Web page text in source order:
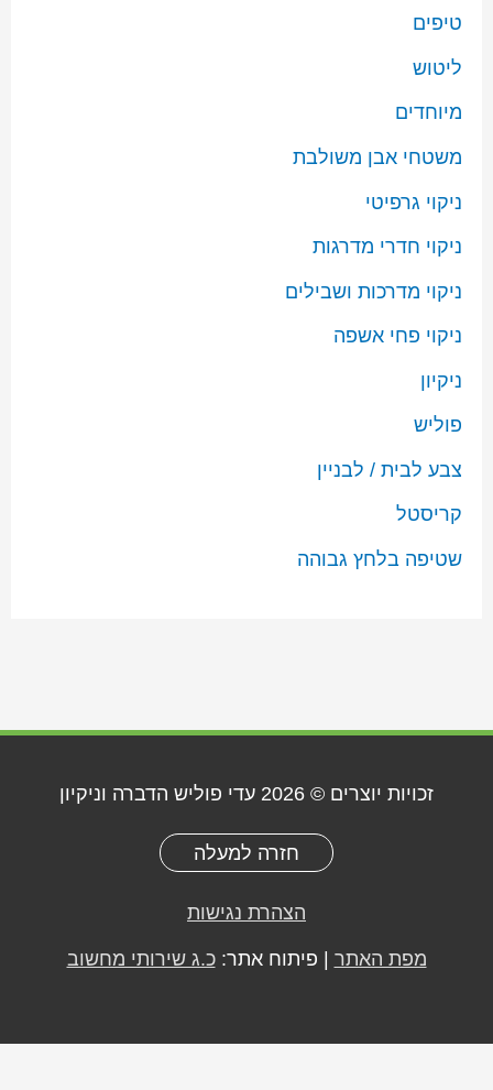
טיפים
ליטוש
מיוחדים
משטחי אבן משולבת
ניקוי גרפיטי
ניקוי חדרי מדרגות
ניקוי מדרכות ושבילים
ניקוי פחי אשפה
ניקיון
פוליש
צבע לבית / לבניין
קריסטל
שטיפה בלחץ גבוהה
זכויות יוצרים © 2026 עדי פוליש הדברה וניקיון
חזרה למעלה
הצהרת נגישות
מפת האתר | פיתוח אתר:כ.ג שירותי מחשוב